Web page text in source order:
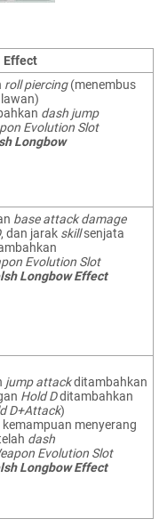
Effect
roll piercing(menembus
lawan)
dash jump
Evolution Slot
Longbow
base attack damage
, dan jarak skillsenjata
Evolution Slot
Longbow Effect
jump attackditambahkan
Hold Dditambahkan
D+Attack)
menyerang
dash
Evolution Slot
Longbow Effect